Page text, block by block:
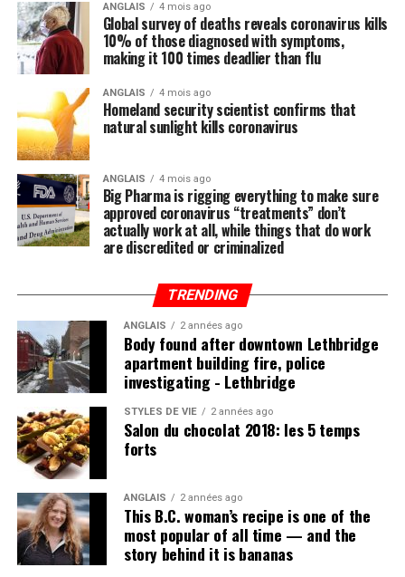
«Le leur était inférieur, affirme-t-il. Mais si c’était
vraiment le cas, cela soulève des questions. Pourquoi
prôner l’amortissement accéléré? C’est une mauvaise
politique qui génère des distorsions.»
La décision américaine permettant l’annulation
immédiate des coûts de certains équipements a été
considérée comme la mesure la plus importante par les
entreprises indépendantes au sud de la frontière,
soutient Dan Kelly, président de la Fédération
canadienne de l’entreprise indépendante.
La réponse du Canada a été un pas dans la bonne
direction, ajoute-t-il. Mais les modifications apportées à
la taxe sur les petites entreprises adoptées en 2017, la
taxe fédérale sur les émissions de carbone, les
augmentations des cotisations au Régime de pension du
Canada pour financer ce programme ont nui aux
sociétés.
«Tout cela nous a coupé l’herbe sous les pieds, dit M.
Kelly. On veut stimuler l’économie d’une main, mais on
la freine de l’autre. On peut ainsi comprendre pourquoi
cela n’avait pas vraiment fouetté le monde des affaires.»
ANGLAIS 4 mois ago
Global survey of deaths reveals coronavirus kills
10% of those diagnosed with symptoms,
making it 100 times deadlier than flu
ANGLAIS 4 mois ago
Homeland security scientist confirms that
natural sunlight kills coronavirus
ANGLAIS 4 mois ago
Big Pharma is rigging everything to make sure
approved coronavirus “treatments” don’t
actually work at all, while things that do work
are discredited or criminalized
TRENDING
ANGLAIS 2 années ago
Body found after downtown Lethbridge
apartment building fire, police
investigating - Lethbridge
STYLES DE VIE 2 années ago
Salon du chocolat 2018: les 5 temps
forts
ANGLAIS 2 années ago
This B.C. woman’s recipe is one of the
most popular of all time — and the
story behind it is bananas